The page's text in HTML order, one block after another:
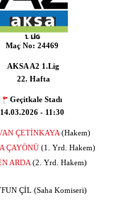
Maç No: 24469
AKSA A2 1.Lig
22. Hafta
Geçitkale Stadı
14.03.2026 - 11:30
ÇETİNKAYA(Hakem)
ÇAYÖNÜ(1. Yrd. Hakem)
ARDA(2. Yrd. Hakem)
ÇİL (Saha Komiseri)